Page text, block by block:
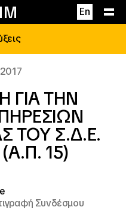
En
ΓΙΑ ΤΗΝ
ΤΟΥ Σ.Δ.Ε.
15)
Συνδέσμου